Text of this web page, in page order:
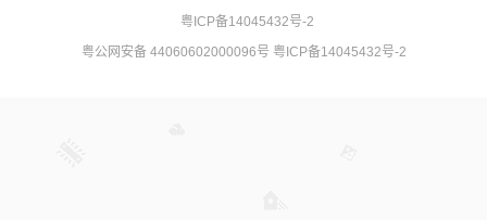
粤ICP备14045432号-2
粤公网安备 44060602000096号 粤ICP备14045432号-2